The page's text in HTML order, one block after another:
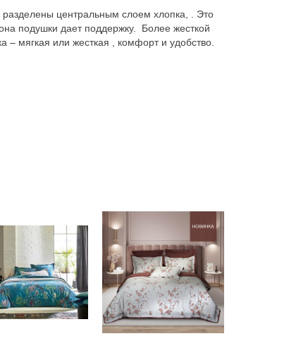
центральным слоем хлопка, . Это
подушки дает поддержку. Более жесткой
– мягкая или жесткая , комфорт и удобство.